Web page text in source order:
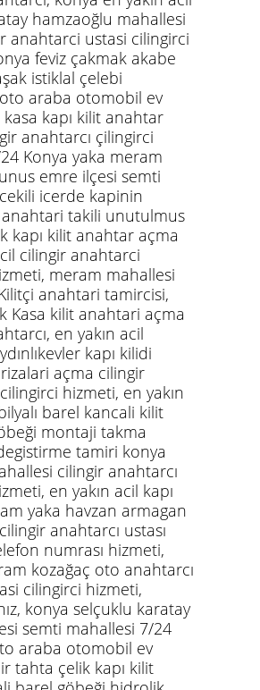
hamzaoğlu mahallesi
anahtarci ustasi cilingirci
feviz çakmak akabe
istiklal çelebi
araba otomobil ev
kapı kilit anahtar
anahtarcı çilingirci
Konya yaka meram
emre ilçesi semti
icerde kapinin
takili unutulmus
kapı kilit anahtar açma
cilingir anahtarci
meram mahallesi
anahtari tamircisi,
Kasa kilit anahtari açma
en yakın acil
kapı kilidi
açma cilingir
hizmeti, en yakın
barel kancali kilit
montaji takma
tamiri konya
cilingir anahtarcı
en yakın acil kapı
yaka havzan armagan
anahtarcı ustası
numrası hizmeti,
kozağaç oto anahtarcı
cilingirci hizmeti,
konya selçuklu karatay
semti mahallesi 7/24
araba otomobil ev
tahta çelik kapı kilit